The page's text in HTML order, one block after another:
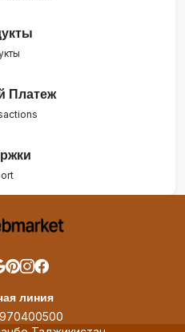
Платеж
линия